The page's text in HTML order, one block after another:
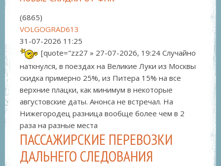
(6865)
VOLGOGRAD613
31-07-2026 11:25
[quote="zz27 » 27-07-2026, 19:24 Случайно
наткнулся, в поездах на Великие Луки из Москвы
скидка примерно 25%, из Питера 15% на все
верхние плацки, как минимум в некоторые
августовские даты. Анонса не встречал. На
Нижегородец разница вообще более чем в 2
раза на разные места
ПАССАЖИРСКИЕ ПЕРЕВОЗКИ
ДАЛЬНЕГО СЛЕДОВАНИЯ